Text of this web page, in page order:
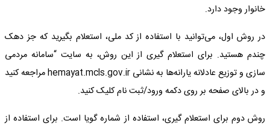
خانوار وجود دارد.
در روش اول، می‌توانید با استفاده از کد ملی، استعلام بگیرید که جز دهک
چندم هستید. برای استعلام گیری از این روش، به سایت “سامانه مردمی
سازی و توزیع عادلانه یارانه‌ها به نشانی hemayat.mcls.gov.ir مراجعه کنید
و در بالای صفحه بر روی دکمه ورود/ثبت نام کلیک کنید.
روش دوم برای استعلام گیری، استفاده از شماره گویا است. برای استفاده از